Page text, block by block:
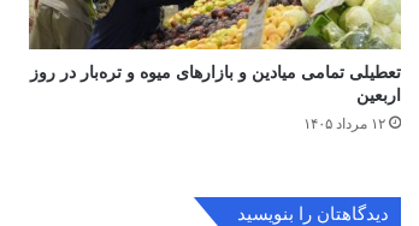
تعطیلی تمامی میادین و بازارهای میوه و تره‌بار در روز
اربعین
۱۲ مرداد ۱۴۰۵
دیدگاهتان را بنویسید